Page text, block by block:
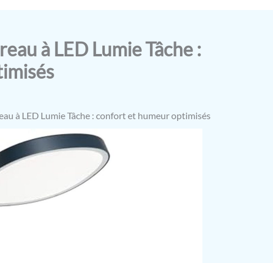
à LED Lumie Tâche :
à LED Lumie Tâche : confort et humeur optimisés